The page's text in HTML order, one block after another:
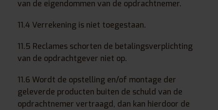
van de eigendommen van de opdrachtnemer.
11.4 Verrekening is niet toegestaan.
11.5 Reclames schorten de betalingsverplichting
van de opdrachtgever niet op.
11.6 Wordt de opstelling en/of montage der
geleverde producten buiten de schuld van de
opdrachtnemer vertraagd, dan kan hierdoor de